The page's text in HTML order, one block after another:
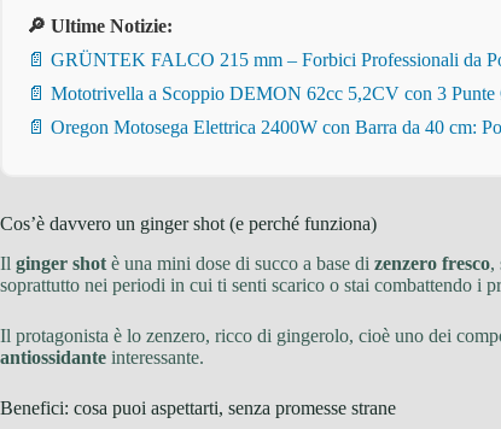
🔎 Ultime Notizie:
📄 GRÜNTEK FALCO 215 mm – Forbici Professionali da
📄 Mototrivella a Scoppio DEMON 62cc 5,2CV con 3
📄 Oregon Motosega Elettrica 2400W con Barra da 40 cm:
Cos’è davvero un ginger shot (e perché funziona)
Il ginger shot è una mini dose di succo a base di zenzero fresco,
soprattutto nei periodi in cui ti senti scarico o stai combattendo i
Il protagonista è lo zenzero, ricco di gingerolo, cioè uno dei
antiossidante interessante.
Benefici: cosa puoi aspettarti, senza promesse strane